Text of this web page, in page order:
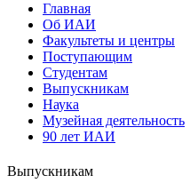
Главная
Об ИАИ
Факультеты и центры
Поступающим
Студентам
Выпускникам
Наука
Музейная деятельность
90 лет ИАИ
Выпускникам